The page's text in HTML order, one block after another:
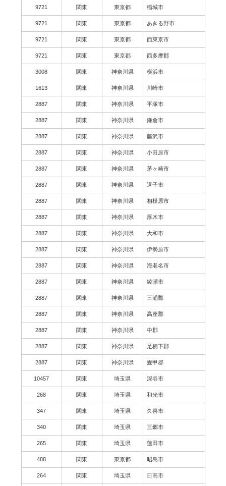
9721 関東 東京都 稲城市
9721 関東 東京都 あきる野市
9721 関東 東京都 西東京市
9721 関東 東京都 西多摩郡
3008 関東 神奈川県 横浜市
1613 関東 神奈川県 川崎市
2887 関東 神奈川県 平塚市
2887 関東 神奈川県 鎌倉市
2887 関東 神奈川県 藤沢市
2887 関東 神奈川県 小田原市
2887 関東 神奈川県 茅ヶ崎市
2887 関東 神奈川県 逗子市
2887 関東 神奈川県 相模原市
2887 関東 神奈川県 厚木市
2887 関東 神奈川県 大和市
2887 関東 神奈川県 伊勢原市
2887 関東 神奈川県 海老名市
2887 関東 神奈川県 綾瀬市
2887 関東 神奈川県 三浦郡
2887 関東 神奈川県 高座郡
2887 関東 神奈川県 中郡
2887 関東 神奈川県 足柄下郡
2887 関東 神奈川県 愛甲郡
10457 関東 埼玉県 深谷市
268 関東 埼玉県 和光市
347 関東 埼玉県 久喜市
340 関東 埼玉県 三郷市
265 関東 埼玉県 蓮田市
488 関東 東京都 昭島市
264 関東 埼玉県 日高市